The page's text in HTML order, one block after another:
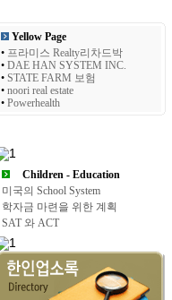
Yellow Page
• 프라미스 Realty리차드박
• DAE HAN SYSTEM INC.
• STATE FARM 보험
• noori real estate
• Powerhealth
Children - Education
미국의 School System
학자금 마련을 위한 계획
SAT 와 ACT